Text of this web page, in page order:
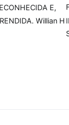
E,
Willian H